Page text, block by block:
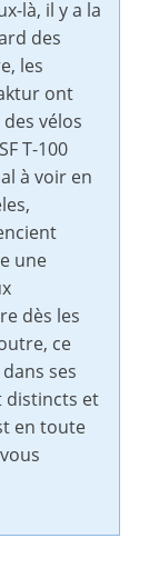
là, il y a la
des
les
ont
vélos
T-100
à voir en
une
dès les
ce
ses
distincts et
en toute